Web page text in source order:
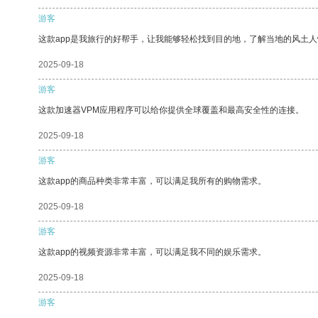
游客
这款app是我旅行的好帮手，让我能够轻松找到目的地，了解当地的风土
2025-09-18
游客
这款加速器VPM应用程序可以给你提供全球覆盖和最高安全性的连接。
2025-09-18
游客
这款app的商品种类非常丰富，可以满足我所有的购物需求。
2025-09-18
游客
这款app的视频资源非常丰富，可以满足我不同的娱乐需求。
2025-09-18
游客